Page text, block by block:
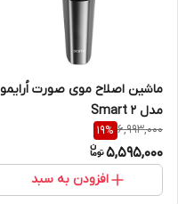
ماشین اصلاح موی صورت اُرایمو
مدل Smart 2
6,993,000
19%
5,595,000
افزودن به سبد